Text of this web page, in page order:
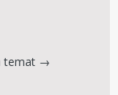
temat →